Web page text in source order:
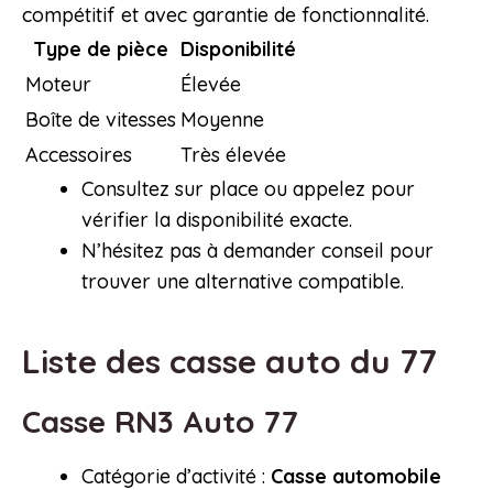
compétitif et avec garantie de fonctionnalité.
Type de pièce Disponibilité
Moteur
Élevée
Boîte de vitesses Moyenne
Accessoires
Très élevée
Consultez sur place ou appelez pour
vérifier la disponibilité exacte.
N’hésitez pas à demander conseil pour
trouver une alternative compatible.
Liste des casse auto du 77
Casse RN3 Auto 77
Catégorie d’activité : Casse automobile